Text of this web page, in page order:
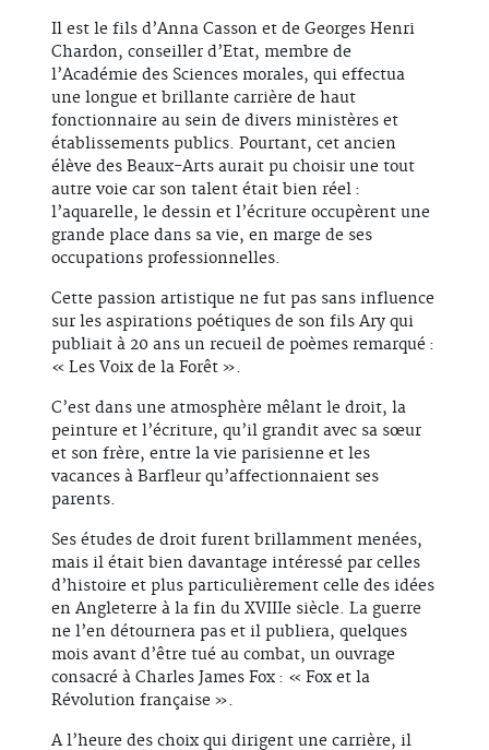
Il est le fils d’Anna Casson et de Georges Henri
Chardon, conseiller d’Etat, membre de
l’Académie des Sciences morales, qui effectua
une longue et brillante carrière de haut
fonctionnaire au sein de divers ministères et
établissements publics. Pourtant, cet ancien
élève des Beaux-Arts aurait pu choisir une tout
autre voie car son talent était bien réel :
l’aquarelle, le dessin et l’écriture occupèrent une
grande place dans sa vie, en marge de ses
occupations professionnelles.
Cette passion artistique ne fut pas sans influence
sur les aspirations poétiques de son fils Ary qui
publiait à 20 ans un recueil de poèmes remarqué :
« Les Voix de la Forêt ».
C’est dans une atmosphère mêlant le droit, la
peinture et l’écriture, qu’il grandit avec sa sœur
et son frère, entre la vie parisienne et les
vacances à Barfleur qu’affectionnaient ses
parents.
Ses études de droit furent brillamment menées,
mais il était bien davantage intéressé par celles
d’histoire et plus particulièrement celle des idées
en Angleterre à la fin du XVIIIe siècle. La guerre
ne l’en détournera pas et il publiera, quelques
mois avant d’être tué au combat, un ouvrage
consacré à Charles James Fox : « Fox et la
Révolution française ».
A l’heure des choix qui dirigent une carrière, il